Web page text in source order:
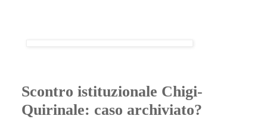
Scontro istituzionale Chigi-
Quirinale: caso archiviato?